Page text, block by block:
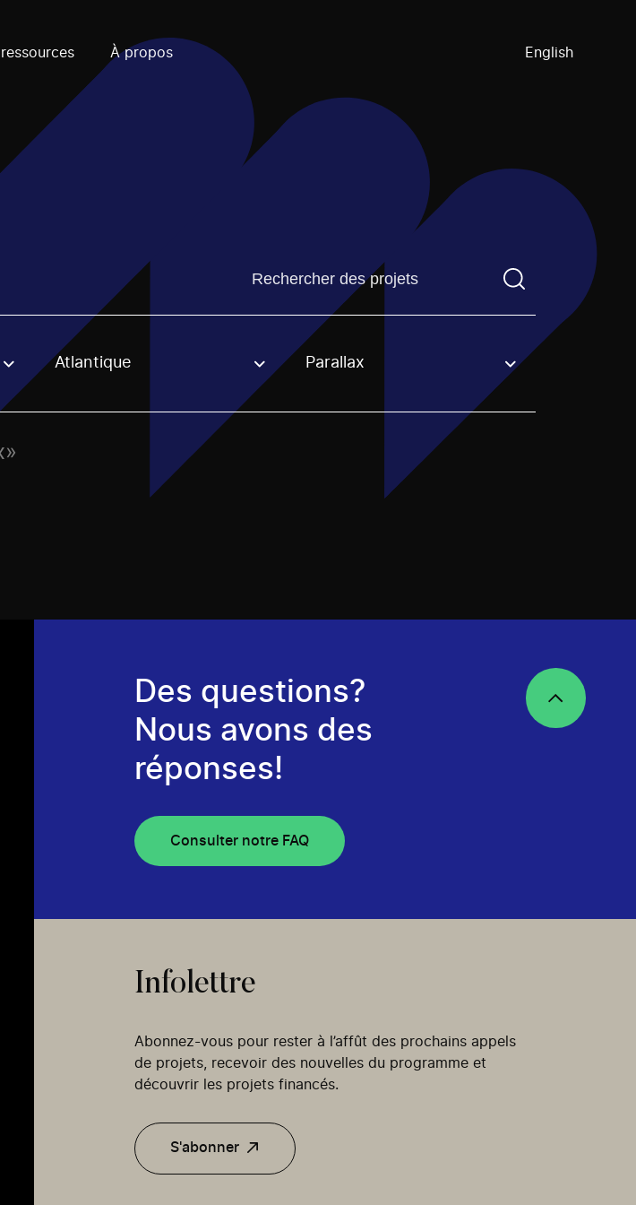
À propos English
Trouvez un projetVous devez saisir un terme de
will be applied when selecting an option.
Atlantique Parallax
Des questions?
Nous avons des
réponses!
Consulter notre FAQ
Infolettre
Abonnez-vous pour rester à l’affût des prochains appels
de projets, recevoir des nouvelles du programme et
découvrir les projets financés.
S'abonner